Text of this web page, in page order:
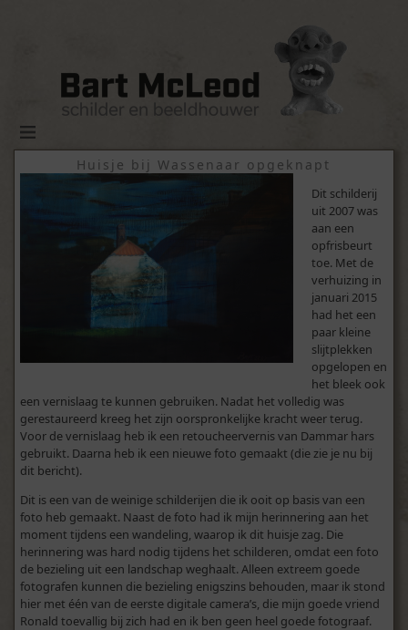
Huisje bij Wassenaar opgeknapt
Dit schilderij
uit 2007 was
aan een
opfrisbeurt
toe. Met de
verhuizing in
januari 2015
had het een
paar kleine
slijtplekken
opgelopen en
het bleek ook
een vernislaag te kunnen gebruiken. Nadat het volledig was
gerestaureerd kreeg het zijn oorspronkelijke kracht weer terug.
Voor de vernislaag heb ik een retoucheervernis van Dammar hars
gebruikt. Daarna heb ik een nieuwe foto gemaakt (die zie je nu bij
dit bericht).
Dit is een van de weinige schilderijen die ik ooit op basis van een
foto heb gemaakt. Naast de foto had ik mijn herinnering aan het
moment tijdens een wandeling, waarop ik dit huisje zag. Die
herinnering was hard nodig tijdens het schilderen, omdat een foto
de bezieling uit een landschap weghaalt. Alleen extreem goede
fotografen kunnen die bezieling enigszins behouden, maar ik stond
hier met één van de eerste digitale camera’s, die mijn goede vriend
Ronald toevallig bij zich had en ik ben geen heel goede fotograaf.